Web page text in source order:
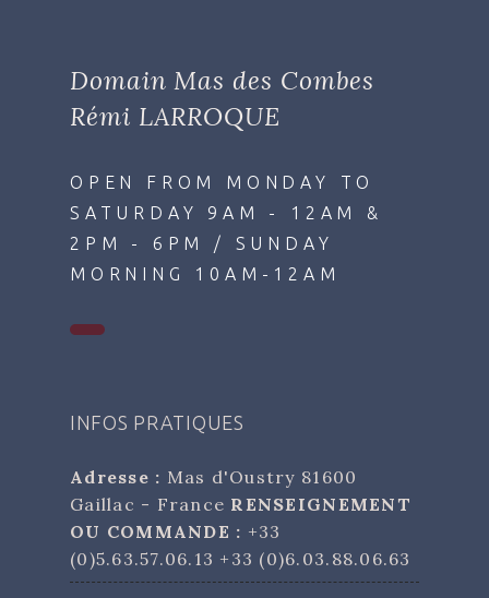
Domain Mas des Combes
Rémi LARROQUE
OPEN FROM MONDAY TO
SATURDAY 9AM - 12AM &
2PM - 6PM / SUNDAY
MORNING 10AM-12AM
INFOS PRATIQUES
Adresse : Mas d'Oustry 81600
Gaillac - France RENSEIGNEMENT
OU COMMANDE : +33
(0)5.63.57.06.13 +33 (0)6.03.88.06.63